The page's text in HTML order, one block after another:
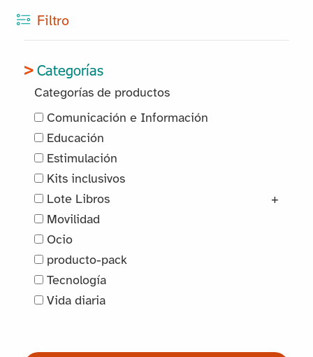
Filtro
Categorías
Categorías de productos
Comunicación e Información
Educación
Estimulación
Kits inclusivos
Lote Libros
+
Movilidad
Ocio
producto-pack
Tecnología
Vida diaria